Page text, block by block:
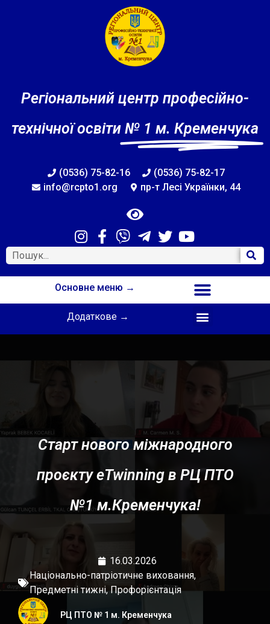
Регіональний центр професійно-
технічної освіти № 1 м. Кременчука
(0536) 75-82-16
(0536) 75-82-17
info@rcpto1.org
пр-т Лесі Українки, 44
Основне меню →
Додаткове →
Старт нового міжнародного
проєкту eTwinning в РЦ ПТО
№1 м.Кременчука!
16.03.2026
Національно-патріотичне виховання,
Предметні тижні, Профорієнтація
РЦ ПТО № 1 м. Кременчука